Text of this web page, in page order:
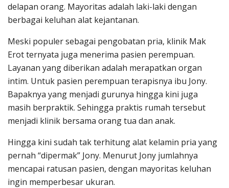
delapan orang. Mayoritas adalah laki-laki dengan
berbagai keluhan alat kejantanan.
Meski populer sebagai pengobatan pria, klinik Mak
Erot ternyata juga menerima pasien perempuan.
Layanan yang diberikan adalah merapatkan organ
intim. Untuk pasien perempuan terapisnya ibu Jony.
Bapaknya yang menjadi gurunya hingga kini juga
masih berpraktik. Sehingga praktis rumah tersebut
menjadi klinik bersama orang tua dan anak.
Hingga kini sudah tak terhitung alat kelamin pria yang
pernah “dipermak” Jony. Menurut Jony jumlahnya
mencapai ratusan pasien, dengan mayoritas keluhan
ingin memperbesar ukuran.